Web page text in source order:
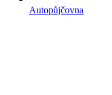
Autopůjčovna